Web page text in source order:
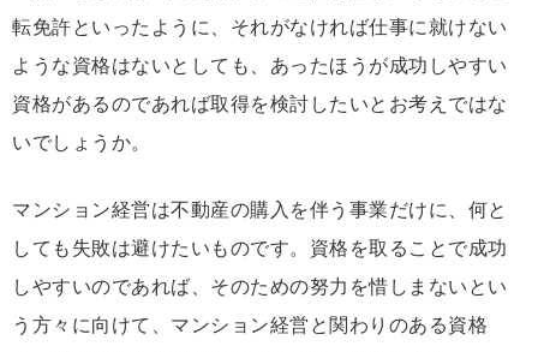
転免許といったように、それがなければ仕事に就けない
ような資格はないとしても、あったほうが成功しやすい
資格があるのであれば取得を検討したいとお考えではな
いでしょうか。
マンション経営は不動産の購入を伴う事業だけに、何と
しても失敗は避けたいものです。資格を取ることで成功
しやすいのであれば、そのための努力を惜しまないとい
う方々に向けて、マンション経営と関わりのある資格